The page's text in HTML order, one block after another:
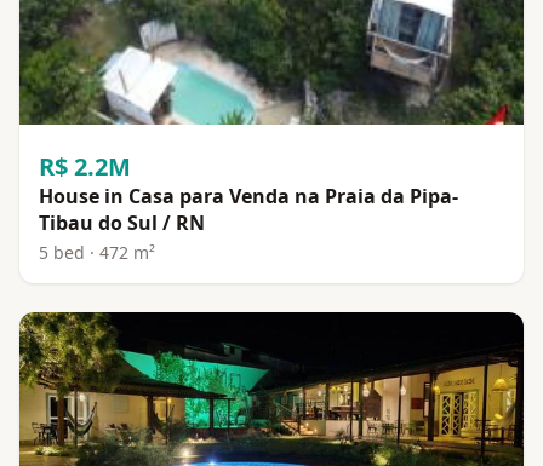
R$ 2.2M
House in Casa para Venda na Praia da Pipa-
Tibau do Sul / RN
5 bed · 472 m²